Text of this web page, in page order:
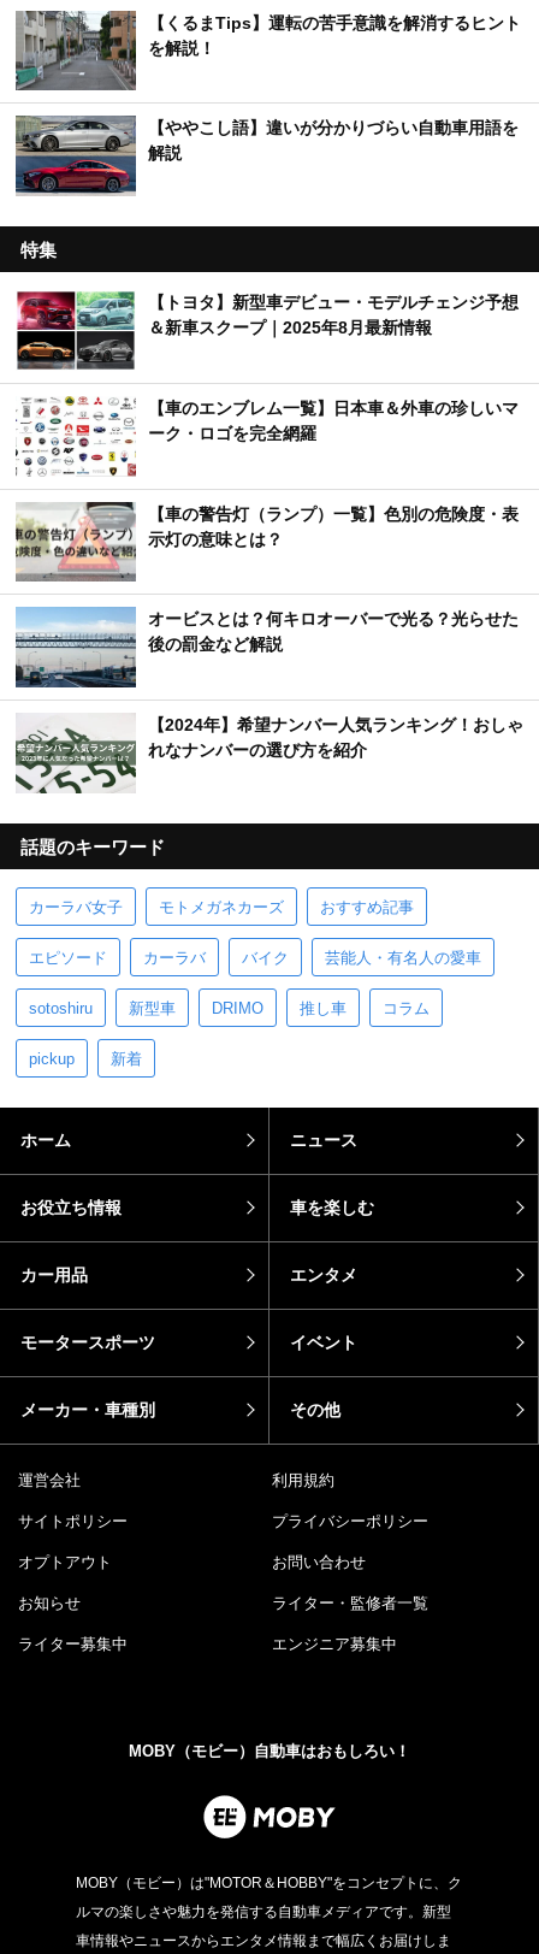
【くるまTips】運転の苦手意識を解消するヒント
を解説！
【ややこし語】違いが分かりづらい自動車用語を
解説
特集
【トヨタ】新型車デビュー・モデルチェンジ予想
＆新車スクープ｜2025年8月最新情報
【車のエンブレム一覧】日本車＆外車の珍しいマ
ーク・ロゴを完全網羅
【車の警告灯（ランプ）一覧】色別の危険度・表
示灯の意味とは？
オービスとは？何キロオーバーで光る？光らせた
後の罰金など解説
【2024年】希望ナンバー人気ランキング！おしゃ
れなナンバーの選び方を紹介
話題のキーワード
カーラバ女子 モトメガネカーズ おすすめ記事
エピソード カーラバ バイク 芸能人・有名人の愛車
sotoshiru 新型車 DRIMO 推し車 コラム
pickup 新着
ホーム ニュース
お役立ち情報 車を楽しむ
カー用品 エンタメ
モータースポーツ イベント
メーカー・車種別 その他
運営会社 利用規約
サイトポリシー プライバシーポリシー
オプトアウト お問い合わせ
お知らせ ライター・監修者一覧
ライター募集中 エンジニア募集中
MOBY（モビー）自動車はおもしろい！
MOBY（モビー）は"MOTOR＆HOBBY"をコンセプトに、ク
ルマの楽しさや魅力を発信する自動車メディアです。新型
車情報やニュースからエンタメ情報まで幅広くお届けしま